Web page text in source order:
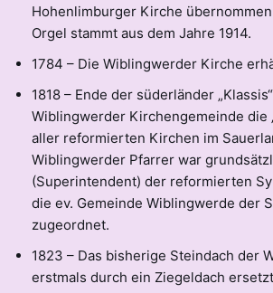
Hohenlimburger Kirche
Orgel stammt aus dem Jahre 1914.
1784 – Die Wiblingwerder Kirche
1818 – Ende der süderländer
Wiblingwerder Kirchengemeinde die
aller reformierten Kirchen im
Wiblingwerder Pfarrer war
(Superintendent) der reformierten
die ev. Gemeinde Wiblingwerde der
zugeordnet.
1823 – Das bisherige Steindach der
erstmals durch ein Ziegeldach